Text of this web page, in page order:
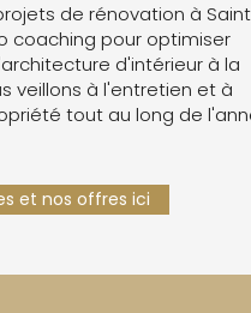
de rénovation à
coaching pour optimiser
d'intérieur à la
veillons à l'entretien et à
tout au long de
et nos offres ici